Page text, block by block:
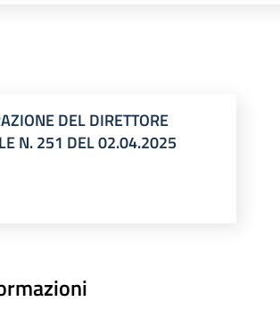
DEL DIRETTORE
N. 251 DEL 02.04.2025